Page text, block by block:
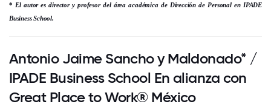
* El autor es director y profesor del área académica de Dirección de Personal en IPADE
Business School.
Antonio Jaime Sancho y Maldonado* /
IPADE Business School En alianza con
Great Place to Work® México